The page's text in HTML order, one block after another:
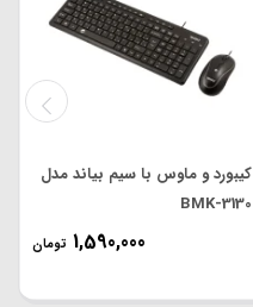
کیبورد و ماوس با سیم بیاند مدل
BMK-3130
1,590,000 تومان